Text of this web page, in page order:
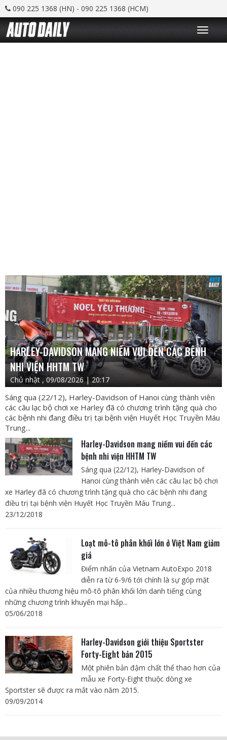
090 225 1368 (HN) - 090 225 1368 (HCM)
T
o
g
HARLEY-DAVIDSON MANG NIỀM VUI ĐẾN CÁC BỆNH
NHI VIỆN HHTM TW
Chủ nhật , 09/08/2026 | 20:17
Sáng qua (22/12), Harley-Davidson of Hanoi cùng thành viên
các câu lạc bộ chơi xe Harley đã có chương trình tặng quà cho
các bệnh nhi đang điều trị tại bệnh viện Huyết Học Truyền Máu
Trung...
Harley-Davidson mang niềm vui đến các
bệnh nhi viện HHTM TW
Sáng qua (22/12), Harley-Davidson of
Hanoi cùng thành viên các câu lạc bộ chơi
xe Harley đã có chương trình tặng quà cho các bệnh nhi đang
điều trị tại bệnh viện Huyết Học Truyền Máu Trung...
23/12/2018
Loạt mô-tô phân khối lớn ở Việt Nam giảm
giá
Điểm nhấn của Vietnam AutoExpo 2018
diễn ra từ 6-9/6 tới chính là sự góp mặt
của nhiều thương hiệu mô-tô phân khối lớn danh tiếng cùng
những chương trình khuyến mại hấp...
05/06/2018
Harley-Davidson giới thiệu Sportster
Forty-Eight bản 2015
Một phiên bản đậm chất thể thao hơn của
mẫu xe Forty-Eight thuộc dòng xe
Sportster sẽ được ra mắt vào năm 2015.
09/09/2014